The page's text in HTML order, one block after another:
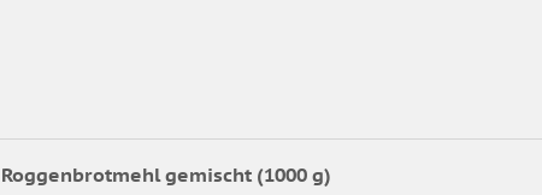
Roggenbrotmehl gemischt (1000 g)